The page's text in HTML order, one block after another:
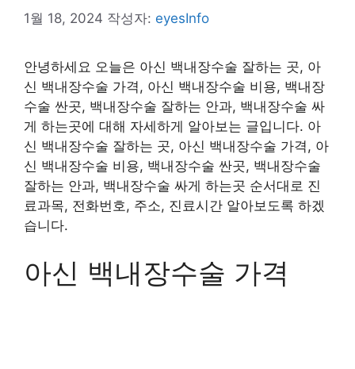
1월 18, 2024 작성자: eyesInfo
안녕하세요 오늘은 아신 백내장수술 잘하는 곳, 아
신 백내장수술 가격, 아신 백내장수술 비용, 백내장
수술 싼곳, 백내장수술 잘하는 안과, 백내장수술 싸
게 하는곳에 대해 자세하게 알아보는 글입니다. 아
신 백내장수술 잘하는 곳, 아신 백내장수술 가격, 아
신 백내장수술 비용, 백내장수술 싼곳, 백내장수술
잘하는 안과, 백내장수술 싸게 하는곳 순서대로 진
료과목, 전화번호, 주소, 진료시간 알아보도록 하겠
습니다.
아신 백내장수술 가격